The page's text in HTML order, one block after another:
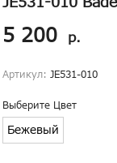
5 200 р.
Артикул: JE531-010
Выберите Цвет
Бежевый